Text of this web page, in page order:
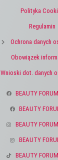
Polityka
Regulamin
Ochrona danych
Obowiązek
Wnioski dot. danych
BEAUTY
BEAUTY
BEAUTY
BEAUTY
BEAUTY